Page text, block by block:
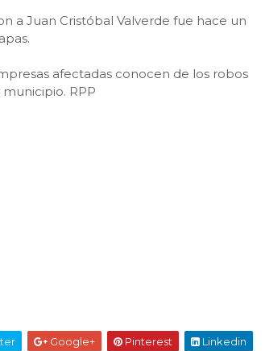
a Juan Cristóbal Valverde fue hace un
afectadas conocen de los robos
RPP
Google+ Pinterest Linkedin